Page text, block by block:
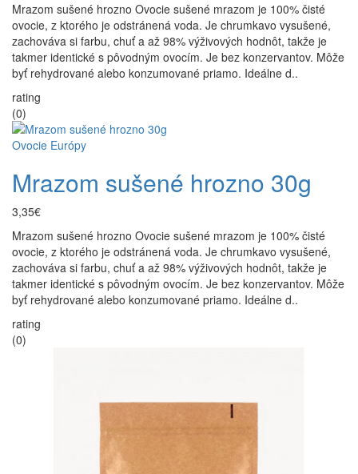
Mrazom sušené hrozno Ovocie sušené mrazom je 100% čisté
ovocie, z ktorého je odstránená voda. Je chrumkavo vysušené,
zachováva si farbu, chuť a až 98% výživových hodnôt, takže je
takmer identické s pôvodným ovocím. Je bez konzervantov. Môže
byť rehydrované alebo konzumované priamo. Ideálne d..
rating
(0)
Ovocie Európy
Mrazom sušené hrozno 30g
3,35€
Mrazom sušené hrozno Ovocie sušené mrazom je 100% čisté
ovocie, z ktorého je odstránená voda. Je chrumkavo vysušené,
zachováva si farbu, chuť a až 98% výživových hodnôt, takže je
takmer identické s pôvodným ovocím. Je bez konzervantov. Môže
byť rehydrované alebo konzumované priamo. Ideálne d..
rating
(0)